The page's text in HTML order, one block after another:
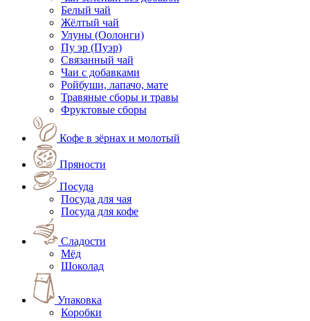
Белый чай
Жёлтый чай
Улуны (Оолонги)
Пу эр (Пуэр)
Связанный чай
Чаи с добавками
Ройбуши, лапачо, мате
Травяные сборы и травы
Фруктовые сборы
Кофе в зёрнах и молотый
Пряности
Посуда
Посуда для чая
Посуда для кофе
Сладости
Мёд
Шоколад
Упаковка
Коробки